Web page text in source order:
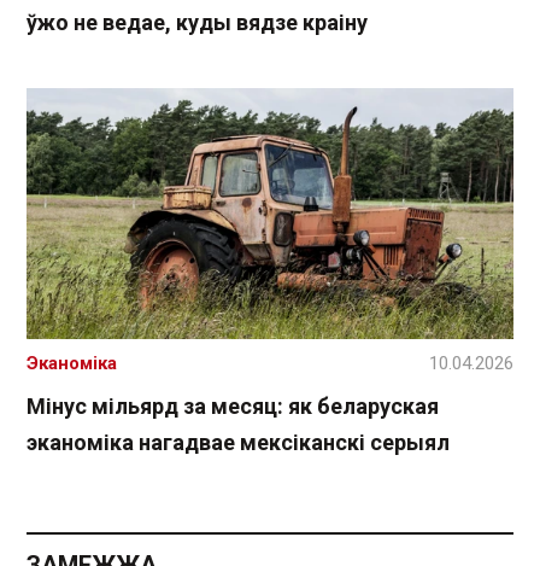
ўжо не ведае, куды вядзе краіну
Мінус мільярд за месяц: як беларуская
эканоміка нагадвае мексіканскі серыял
Эканоміка 10.04.2026